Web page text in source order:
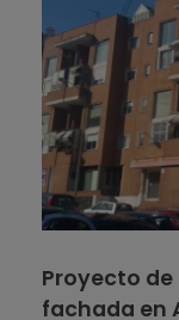
Proyecto
fachada en